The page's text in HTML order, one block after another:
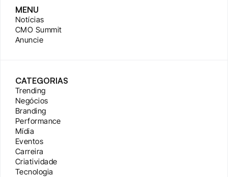
MENU
Notícias
CMO Summit
Anuncie
CATEGORIAS
Trending
Negócios
Branding
Performance
Mídia
Eventos
Carreira
Criatividade
Tecnologia